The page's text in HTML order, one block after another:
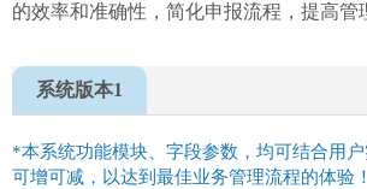
的效率和准确性，简化申报流程，提高管
系统版本1
*本系统功能模块、字段参数，均可结合用户
可增可减，以达到最佳业务管理流程的体验！